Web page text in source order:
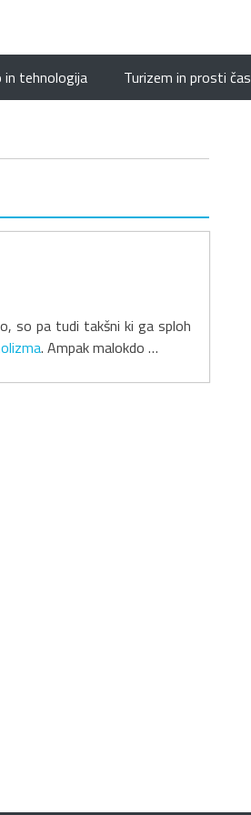
in tehnologija Turizem in prosti čas
so pa tudi takšni ki ga sploh
. Ampak malokdo …